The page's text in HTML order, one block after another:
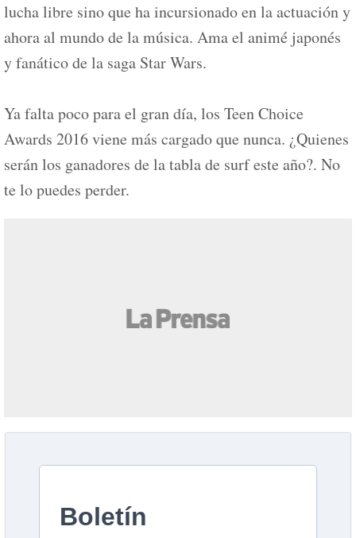
lucha libre sino que ha incursionado en la actuación y
ahora al mundo de la música. Ama el animé japonés
y fanático de la saga Star Wars.
Ya falta poco para el gran día, los Teen Choice
Awards 2016 viene más cargado que nunca. ¿Quienes
serán los ganadores de la tabla de surf este año?. No
te lo puedes perder.